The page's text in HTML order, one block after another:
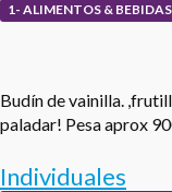
1- ALIMENTOS & BEBIDAS
Budín de vainilla.
paladar! Pesa aprox
Individuales